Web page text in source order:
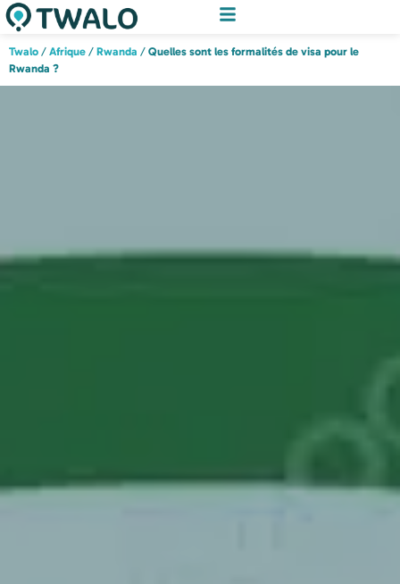
Twalo / Afrique / Rwanda / Quelles sont les formalités de visa pour le
Rwanda ?